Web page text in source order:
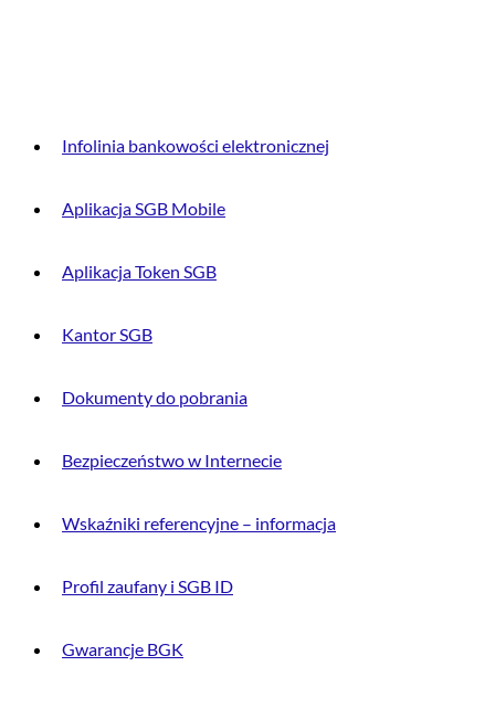
Infolinia bankowości elektronicznej
Aplikacja SGB Mobile
Aplikacja Token SGB
Kantor SGB
Dokumenty do pobrania
Bezpieczeństwo w Internecie
Wskaźniki referencyjne – informacja
Profil zaufany i SGB ID
Gwarancje BGK